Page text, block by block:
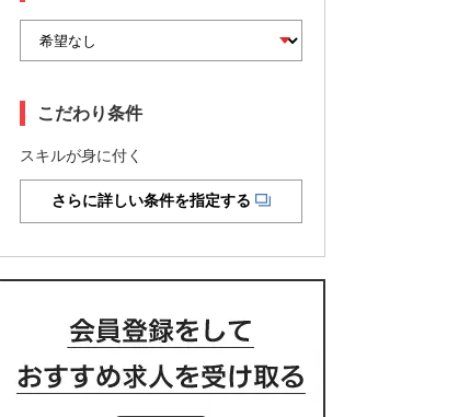
こだわり条件
スキルが身に付く
さらに詳しい条件を指定する